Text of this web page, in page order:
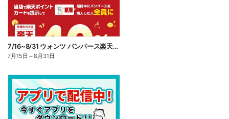
7/16~8/31 ウォンツ パンパース楽天ポイント還元企画
7月15日 ～8月31日